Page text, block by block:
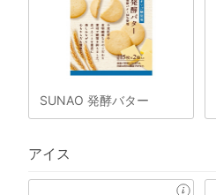
SUNAO 発酵バター
アイス